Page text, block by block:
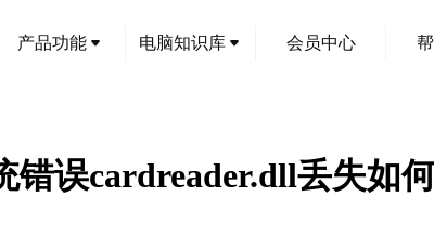
产品功能 电脑知识库 会员中心
错误cardreader.dll丢失如